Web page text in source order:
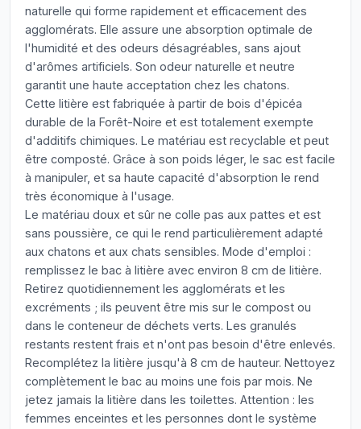
naturelle qui forme rapidement et efficacement des
agglomérats. Elle assure une absorption optimale de
l'humidité et des odeurs désagréables, sans ajout
d'arômes artificiels. Son odeur naturelle et neutre
garantit une haute acceptation chez les chatons.
Cette litière est fabriquée à partir de bois d'épicéa
durable de la Forêt-Noire et est totalement exempte
d'additifs chimiques. Le matériau est recyclable et peut
être composté. Grâce à son poids léger, le sac est facile
à manipuler, et sa haute capacité d'absorption le rend
très économique à l'usage.
Le matériau doux et sûr ne colle pas aux pattes et est
sans poussière, ce qui le rend particulièrement adapté
aux chatons et aux chats sensibles. Mode d'emploi :
remplissez le bac à litière avec environ 8 cm de litière.
Retirez quotidiennement les agglomérats et les
excréments ; ils peuvent être mis sur le compost ou
dans le conteneur de déchets verts. Les granulés
restants restent frais et n'ont pas besoin d'être enlevés.
Recomplétez la litière jusqu'à 8 cm de hauteur. Nettoyez
complètement le bac au moins une fois par mois. Ne
jetez jamais la litière dans les toilettes. Attention : les
femmes enceintes et les personnes dont le système